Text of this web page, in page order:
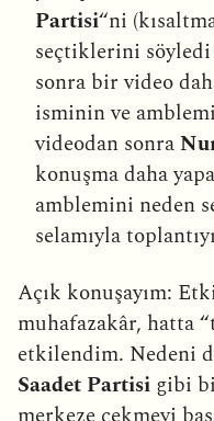
Partisi“ni
seçtiklerini
sonra bir video
isminin ve
videodan sonra
konuşma daha
amblemini neden
selamıyla
Açık konuşayım:
muhafazakâr, hatta
etkilendim. Nedeni
Saadet Partisi gibi